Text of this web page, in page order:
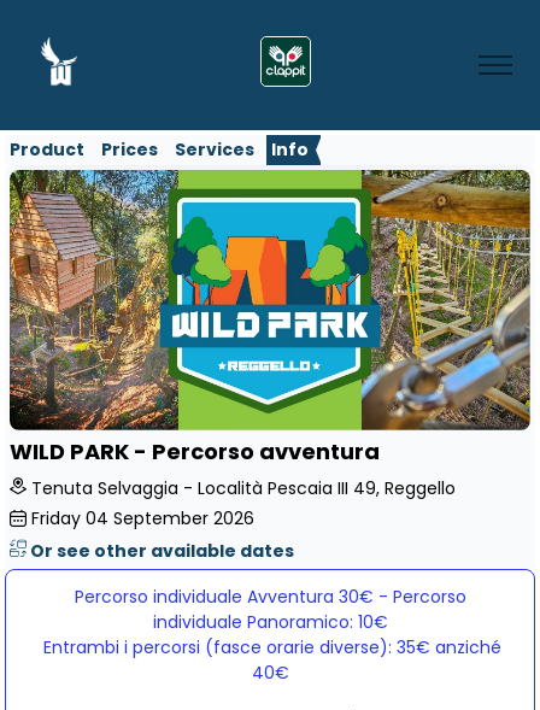
Product Prices Services Info
WILD PARK - Percorso avventura
Tenuta Selvaggia - Località Pescaia III 49, Reggello
Friday 04 September 2026
Or see other available dates
Percorso individuale Avventura 30€ - Percorso
individuale Panoramico: 10€
Entrambi i percorsi (fasce orarie diverse): 35€ anziché
40€